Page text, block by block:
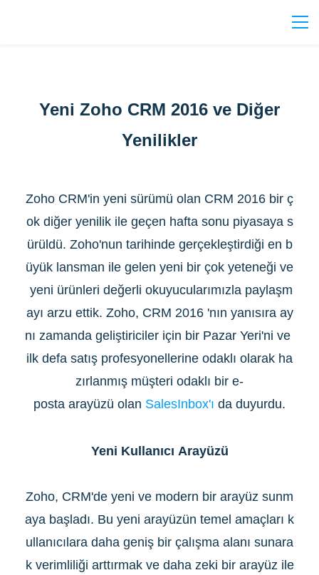
Yeni Zoho CRM 2016 ve Diğer
Yenilikler
Zoho CRM'in yeni sürümü olan CRM 2016 bir ç
ok diğer yenilik ile geçen hafta sonu piyasaya s
ürüldü. Zoho'nun tarihinde gerçekleştirdiği en b
üyük lansman ile gelen yeni bir çok yeteneği ve
yeni ürünleri değerli okuyucularımızla paylaşm
ayı arzu ettik. Zoho, CRM 2016 'nın yanısıra ay
nı zamanda geliştiriciler için bir Pazar Yeri'ni ve
ilk defa satış profesyonellerine odaklı olarak ha
zırlanmış müşteri odaklı bir e-
posta arayüzü olan SalesInbox'ı da duyurdu.
Yeni Kullanıcı Arayüzü
Zoho, CRM'de yeni ve modern bir arayüz sunm
aya başladı. Bu yeni arayüzün temel amaçları k
ullanıcılara daha geniş bir çalışma alanı sunara
k verimliliği arttırmak ve daha zeki bir arayüz ile